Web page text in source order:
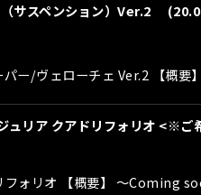
サスペンション）Ver.2
ー/ヴェローチェ Ver.2 【概
リア クアドリフォリオ <※ご
ォリオ 【概要】 〜Coming